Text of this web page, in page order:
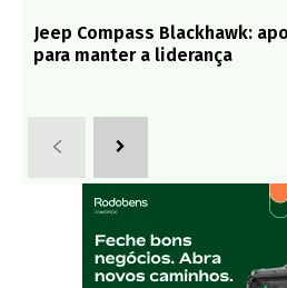
Jeep Compass Blackhawk:
para manter a liderança